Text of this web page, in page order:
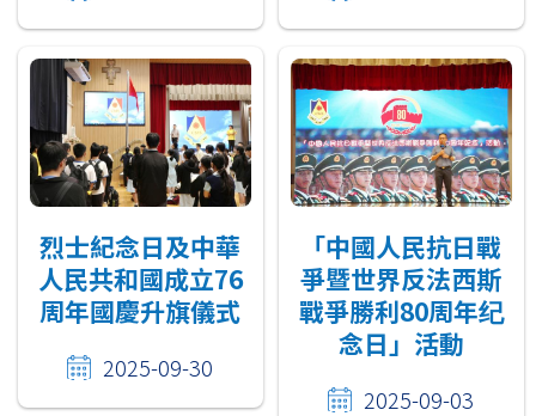
烈士紀念日及中華
人民共和國成立76
周年國慶升旗儀式
2025-09-30
「中國人民抗日戰
爭暨世界反法西斯
戰爭勝利80周年纪
念日」活動
2025-09-03